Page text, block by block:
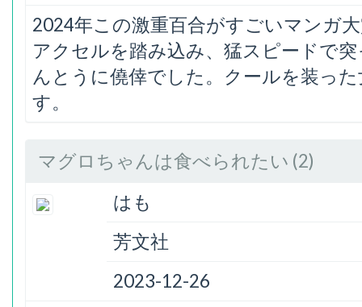
2024年この激重百合がすごいマンガ
アクセルを踏み込み、猛スピードで
んとうに僥倖でした。クールを装っ
す。
マグロちゃんは食べられたい (2)
はも
芳文社
2023-12-26